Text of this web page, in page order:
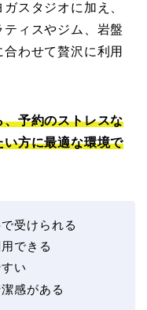
スタジオに加え、
ィスやジム、岩盤
わせて贅沢に利用
予約のストレスな
方に最適な環境で
受けられる
できる
い
感がある